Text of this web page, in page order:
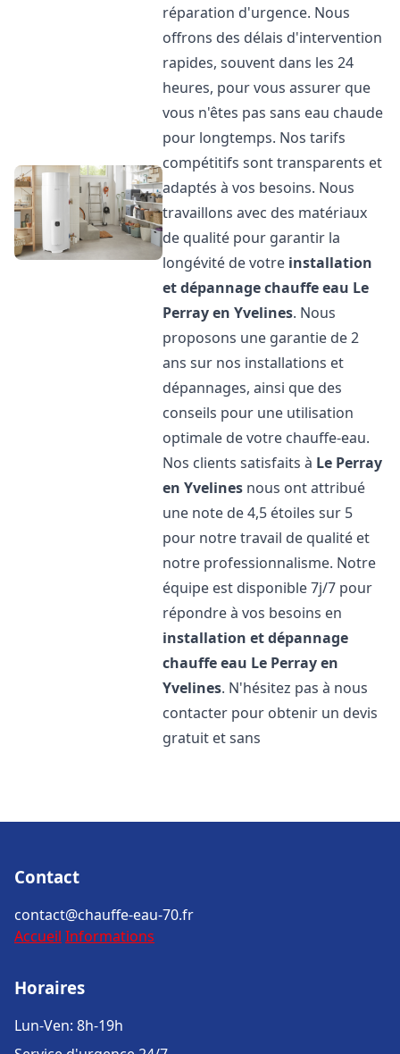
réparation d'urgence. Nous
offrons des délais d'intervention
rapides, souvent dans les 24
heures, pour vous assurer que
vous n'êtes pas sans eau chaude
pour longtemps. Nos tarifs
compétitifs sont transparents et
adaptés à vos besoins. Nous
travaillons avec des matériaux
de qualité pour garantir la
longévité de votre installation
et dépannage chauffe eau Le
Perray en Yvelines. Nous
proposons une garantie de 2
ans sur nos installations et
dépannages, ainsi que des
conseils pour une utilisation
optimale de votre chauffe-eau.
Nos clients satisfaits à Le Perray
en Yvelines nous ont attribué
une note de 4,5 étoiles sur 5
pour notre travail de qualité et
notre professionnalisme. Notre
équipe est disponible 7j/7 pour
répondre à vos besoins en
installation et dépannage
chauffe eau Le Perray en
Yvelines. N'hésitez pas à nous
contacter pour obtenir un devis
gratuit et sans
Contact
contact@chauffe-eau-70.fr
Accueil Informations
Horaires
Lun-Ven: 8h-19h